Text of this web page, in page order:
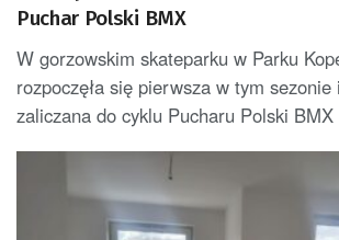
Puchar Polski BMX
W gorzowskim skateparku w Parku
rozpoczęła się pierwsza w tym sezonie
zaliczana do cyklu Pucharu Polski